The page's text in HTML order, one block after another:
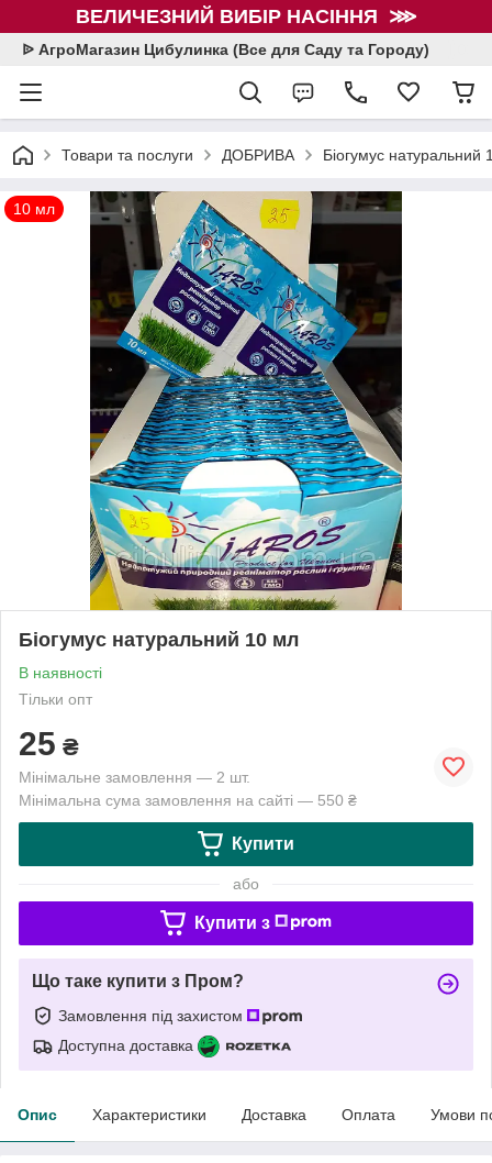
ВЕЛИЧЕЗНИЙ ВИБІР НАСІННЯ ⋙
ᐉ АгроМагазин Цибулинка (Все для Саду та Городу)
Товари та послуги ДОБРИВА Біогумус натуральний
10 мл
Біогумус натуральний 10 мл
В наявності
Тільки опт
25 ₴
Мінімальне замовлення — 2 шт.
Мінімальна сума замовлення на сайті — 550 ₴
Купити
або
Купити з
Що таке купити з Пром?
Замовлення під захистом
Доступна доставка
Опис Характеристики Доставка Оплата Умови